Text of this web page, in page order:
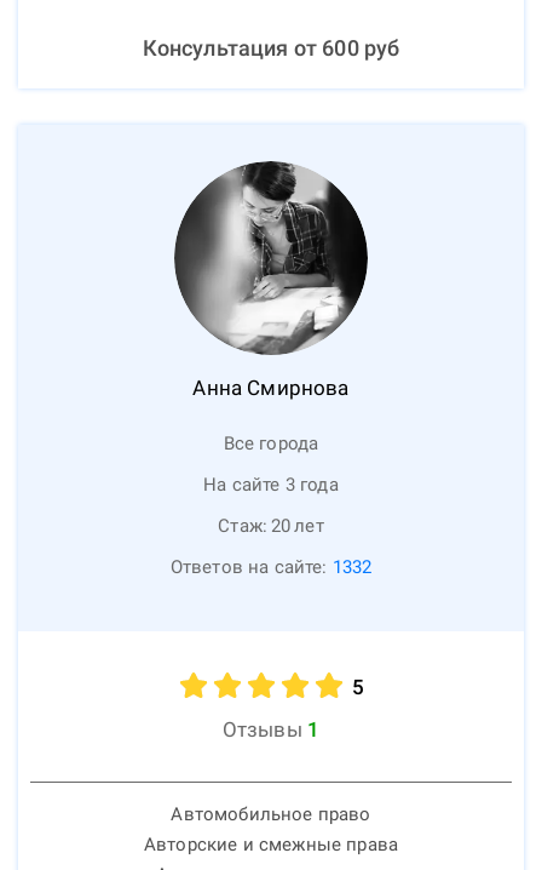
Консультация от 600руб
Анна Смирнова
Все города
На сайте 3 года
Стаж: 20лет
Ответов на сайте: 1332
5
Отзывы 1
Автомобильное право
Авторские и смежные права